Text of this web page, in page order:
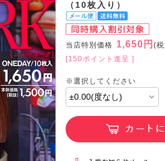
（10枚入り）
当店特別価格 1,650円 (
[150ポイント進呈 ]